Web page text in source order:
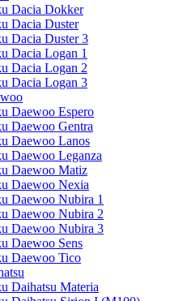
Dacia Dokker
Dacia Duster
Dacia Duster 3
Dacia Logan 1
Dacia Logan 2
Dacia Logan 3
Daewoo Espero
Daewoo Gentra
Daewoo Lanos
Daewoo Leganza
Daewoo Matiz
Daewoo Nexia
Daewoo Nubira 1
Daewoo Nubira 2
Daewoo Nubira 3
Daewoo Sens
Daewoo Tico
Daihatsu Materia